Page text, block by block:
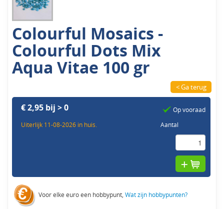
Colourful Mosaics -
Colourful Dots Mix
Aqua Vitae 100 gr
< Ga terug
€ 2,95 bij > 0
Uiterlijk 11-08-2026 in huis.
Op vooraad
Aantal
Voor elke euro een hobbypunt,Wat zijn hobbypunten?